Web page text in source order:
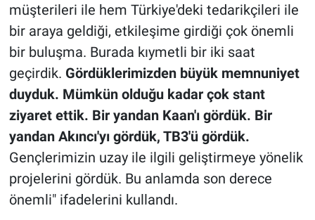
müşterileri ile hem Türkiye'deki tedarikçileri ile
bir araya geldiği, etkileşime girdiği çok önemli
bir buluşma. Burada kıymetli bir iki saat
geçirdik. Gördüklerimizden büyük memnuniyet
duyduk. Mümkün olduğu kadar çok stant
ziyaret ettik. Bir yandan Kaan'ı gördük. Bir
yandan Akıncı'yı gördük, TB3'ü gördük.
Gençlerimizin uzay ile ilgili geliştirmeye yönelik
projelerini gördük. Bu anlamda son derece
önemli" ifadelerini kullandı.